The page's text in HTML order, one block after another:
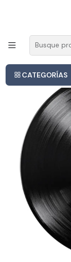
CATEGORÍAS